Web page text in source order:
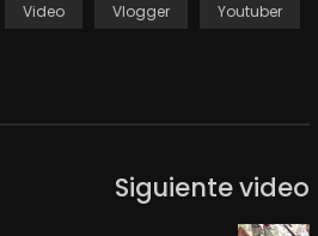
Video Vlogger Youtuber
Siguiente video